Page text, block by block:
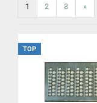
1 2 3 »
TOP